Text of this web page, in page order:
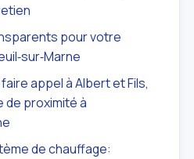
pour votre
appel à Albert et Fils,
proximité à
de chauffage: